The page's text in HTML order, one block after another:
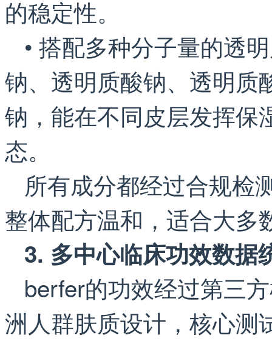
的稳定性。
• 搭配多种分子量的透
钠、透明质酸钠、透明质
钠，能在不同皮层发挥保
态。
所有成分都经过合规检
整体配方温和，适合大多
3. 多中心临床功效数据
berfer的功效经过第三
洲人群肤质设计，核心测